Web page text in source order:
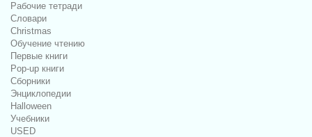
Рабочие тетради
Словари
Christmas
Обучение чтению
Первые книги
Pop-up книги
Сборники
Энциклопедии
Halloween
Учебники
USED